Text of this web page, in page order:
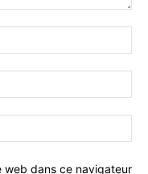
:*
:*
:
web dans ce navigateur